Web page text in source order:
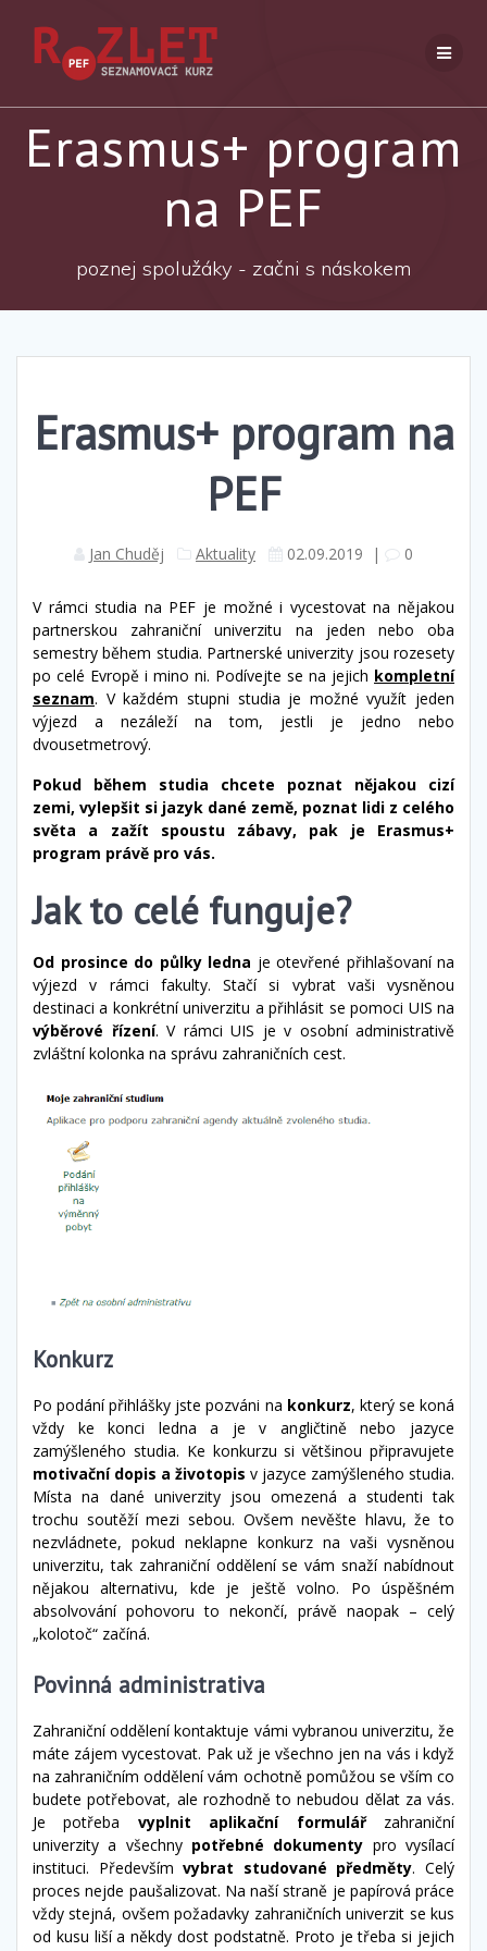
Erasmus+ program
na PEF
poznej spolužáky - začni s náskokem
Erasmus+ program na
PEF
Jan Chuděj Aktuality 02.09.2019 | 0
V rámci studia na PEF je možné i vycestovat na nějakou
partnerskou zahraniční univerzitu na jeden nebo oba
semestry během studia. Partnerské univerzity jsou rozesety
po celé Evropě i mino ni. Podívejte se na jejich kompletní
seznam. V každém stupni studia je možné využít jeden
výjezd a nezáleží na tom, jestli je jedno nebo
dvousetmetrový.
Pokud během studia chcete poznat nějakou cizí
zemi, vylepšit si jazyk dané země, poznat lidi z celého
světa a zažít spoustu zábavy, pak je Erasmus+
program právě pro vás.
Jak to celé funguje?
Od prosince do půlky ledna je otevřené přihlašovaní na
výjezd v rámci fakulty. Stačí si vybrat vaši vysněnou
destinaci a konkrétní univerzitu a přihlásit se pomoci UIS na
výběrové řízení. V rámci UIS je v osobní administrativě
zvláštní kolonka na správu zahraničních cest.
Konkurz
Po podání přihlášky jste pozváni na konkurz, který se koná
vždy ke konci ledna a je v angličtině nebo jazyce
zamýšleného studia. Ke konkurzu si většinou připravujete
motivační dopis a životopis v jazyce zamýšleného studia.
Místa na dané univerzity jsou omezená a studenti tak
trochu soutěží mezi sebou. Ovšem nevěšte hlavu, že to
nezvládnete, pokud neklapne konkurz na vaši vysněnou
univerzitu, tak zahraniční oddělení se vám snaží nabídnout
nějakou alternativu, kde je ještě volno. Po úspěšném
absolvování pohovoru to nekončí, právě naopak – celý
„kolotoč“ začíná.
Povinná administrativa
Zahraniční oddělení kontaktuje vámi vybranou univerzitu, že
máte zájem vycestovat. Pak už je všechno jen na vás i když
na zahraničním oddělení vám ochotně pomůžou se vším co
budete potřebovat, ale rozhodně to nebudou dělat za vás.
Je potřeba vyplnit aplikační formulářzahraniční
univerzity a všechny potřebné dokumenty pro vysílací
instituci. Předevšímvybrat studované předměty. Celý
proces nejde paušalizovat. Na naší straně je papírová práce
vždy stejná, ovšem požadavky zahraničních univerzit se kus
od kusu liší a někdy dost podstatně. Proto je třeba si jejich